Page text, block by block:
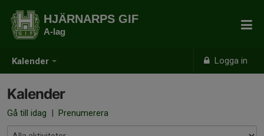
Kalender Logga in
HJÄRNARPS GIF
A-lag
Kalender
Gå till idag | Prenumerera